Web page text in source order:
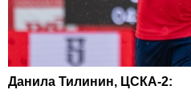
Данила Тилинин, ЦСКА-2: